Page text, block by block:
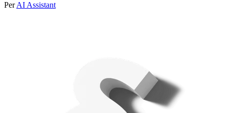
PerAI Assistant